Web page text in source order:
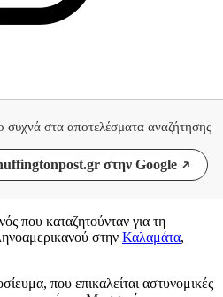
συχνά στα αποτελέσματα αναζήτησης
στην Google
που καταζητούνταν για τη
στην Καλαμάτα,
που επικαλείται αστυνομικές